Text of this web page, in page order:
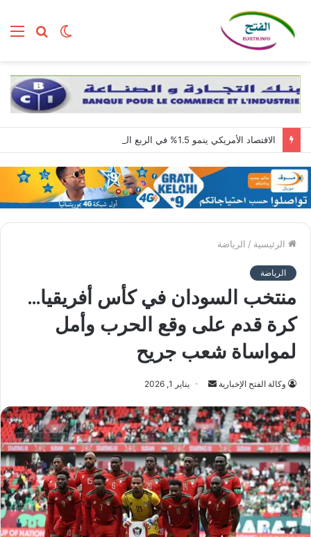
بحث الوضع
الرئيسية / الرياضة
الرياضة
منتخب السودان في كأس أفريقيا…
كرة قدم على وقع الحرب وأمل
لمواساة شعب جريح
وكالة الفتح الإخبارية
أرسل
إلكترونيا
يناير 1, 2026